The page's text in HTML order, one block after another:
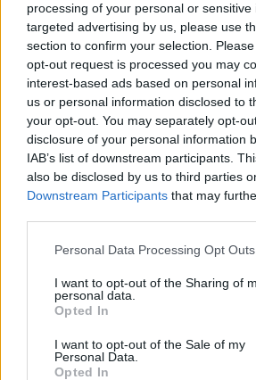
processing of your personal or
targeted advertising by us, please use
section to confirm your selection.
opt-out request is processed you may
interest-based ads based on personal
us or personal information disclosed to
your opt-out. You may separately opt-
disclosure of your personal information
IAB’s list of downstream participants.
also be disclosed by us to third parties
Downstream Participants that may
Please note that this website/app uses
not limited to your visit or usage
grant or deny consent to Google and its
use your data for below specified
consent section.
Personal Data Processing Opt Outs
I want to opt-out of the Sharing of
personal data.
Opted In
I want to opt-out of the Sale of my
Personal Data.
Opted In
Követem
BALESET-BŰNÜGY
#LÖVÖLDÖZÖTT #VECSÉS #
Népszerű